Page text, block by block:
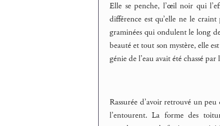
Elle se penche, l’œil noir qui
différence est qu’elle ne le
graminées qui ondulent le long
beauté et tout son mystère, elle
génie de l’eau avait été chassé
Rassurée d’avoir retrouvé un
l’entourent. La forme des